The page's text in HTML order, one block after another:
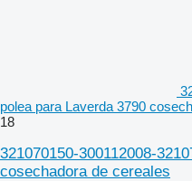
polea para Laverda 3790
18
321070150-300112008-
cosechadora de cereales